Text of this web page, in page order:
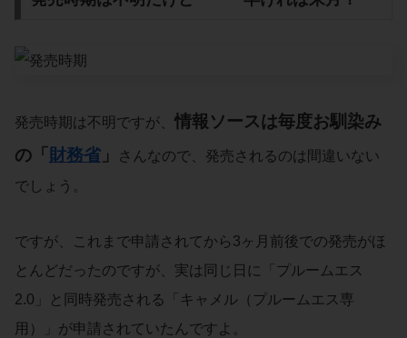
発売時期は不明ですが、 情報ソースは毎度お馴染み
の「 財務省 」
さんなので、発売されるのは間違いない
でしょう。
ですが、これまで申請されてから3ヶ月前後での発売がほ
とんどだったのですが、実は同じ日に「プルームエス
2.0」と同時発売される「キャメル（プルームエス専
用）」が申請されていたんですよ。